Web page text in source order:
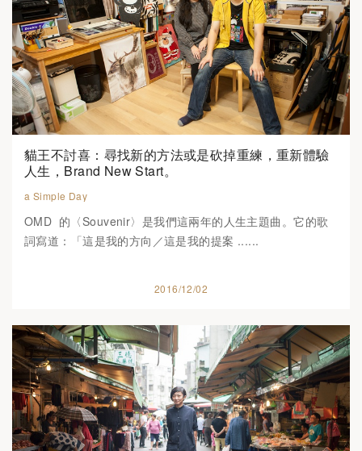
貓王不討喜：尋找新的方法或是砍掉重練，重新體驗
人生，Brand New Start。
a Simple Day
OMD‭ ‬ 的〈Souvenir〉是我們這兩年的人生主題曲。它的歌
詞寫道：「這是我的方向／這是我的提案 ......
2016/12/02